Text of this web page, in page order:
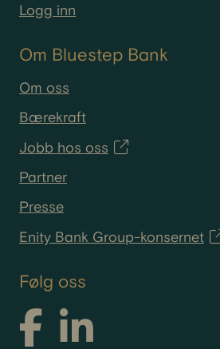
Logg inn
Om Bluestep Bank
Om oss
Bærekraft
Jobb hos oss
Partner
Presse
Enity Bank Group-konsernet
Følg oss